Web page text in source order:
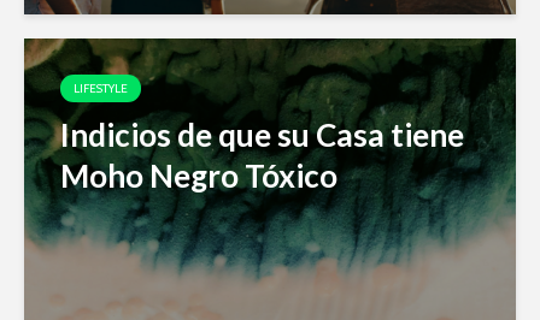
LIFESTYLE
Indicios de que su Casa tiene
Moho Negro Tóxico